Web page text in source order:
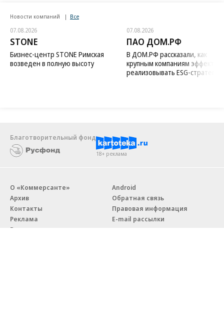
Новости компаний Все
07.08.2026
STONE
Бизнес-центр STONE Римская
возведен в полную высоту
07.08.2026
ПАО ДОМ.РФ
В ДОМ.РФ рассказали, как
крупным компаниям
реализовывать ESG-стратегию
Благотворительный фонд
18+ реклама
О «Коммерсанте»
Архив
Контакты
Реклама
Вакансии
Android
Обратная связь
Правовая информация
E-mail рассылки